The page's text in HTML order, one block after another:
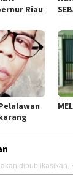
Riau
dipublikasikan.